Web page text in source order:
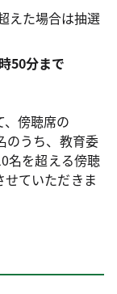
えた場合は抽選
50分まで
傍聴席の
のうち、教育委
名を超える傍聴
ていただきま